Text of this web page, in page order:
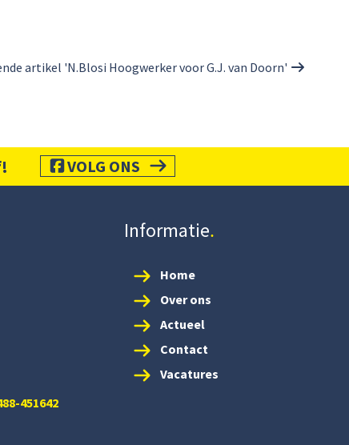
artikel 'N.Blosi Hoogwerker voor G.J. van Doorn'
VOLG ONS
451642
Informatie
Home
Over ons
Actueel
Contact
Vacatures